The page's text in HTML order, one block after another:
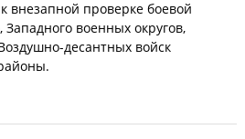
внезапной проверке боевой
военных округов,
десантных войск